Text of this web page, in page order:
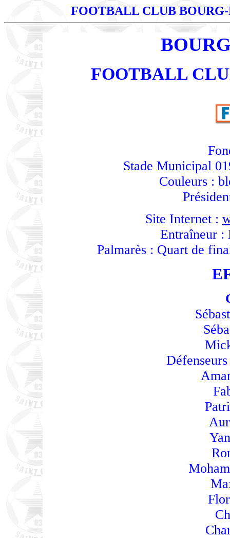
FOOTBALL CLUB
FOOTBALL
Stade Municipal
Couleurs :
Site Internet :
Entraîneur :
Palmarès : Quart de